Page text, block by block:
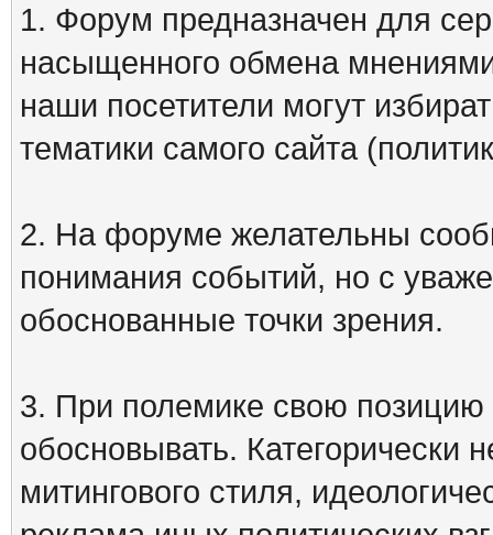
1. Форум предназначен для
насыщенного обмена
наши посетители могут
тематики самого сайта
2. На форуме желательны
понимания событий, но с
обоснованные точки зрения.
3. При полемике свою
обосновывать. Категорически
митингового стиля,